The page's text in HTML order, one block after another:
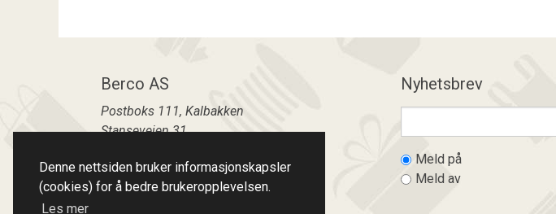
Denne nettsiden bruker informasjonskapsler
(cookies) for å bedre brukeropplevelsen.
Les mer
Berco AS
Postboks 111, Kalbakken
Stanseveien 31
Telefon: 23060890
Nyhetsbrev
Meld på
Meld av